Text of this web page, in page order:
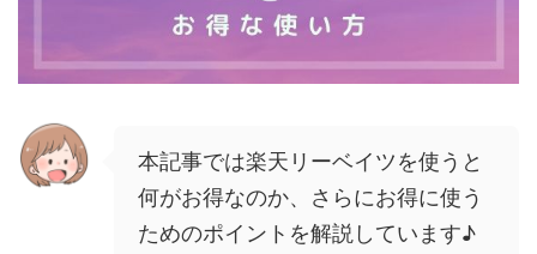
本記事では楽天リーベイツを使うと
何がお得なのか、さらにお得に使う
ためのポイントを解説しています♪